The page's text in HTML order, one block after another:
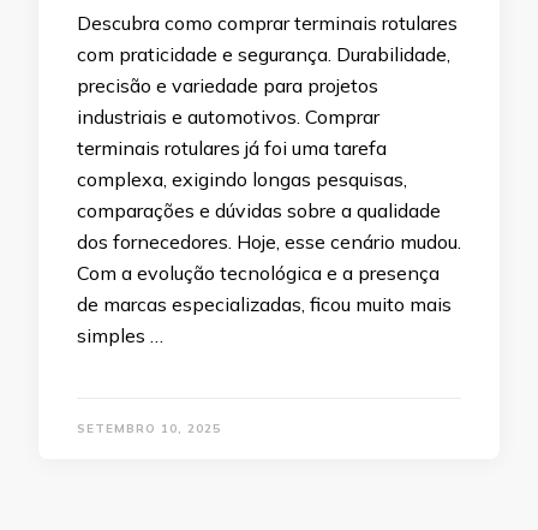
Descubra como comprar terminais rotulares
com praticidade e segurança. Durabilidade,
precisão e variedade para projetos
industriais e automotivos. Comprar
terminais rotulares já foi uma tarefa
complexa, exigindo longas pesquisas,
comparações e dúvidas sobre a qualidade
dos fornecedores. Hoje, esse cenário mudou.
Com a evolução tecnológica e a presença
de marcas especializadas, ficou muito mais
simples …
SETEMBRO 10, 2025